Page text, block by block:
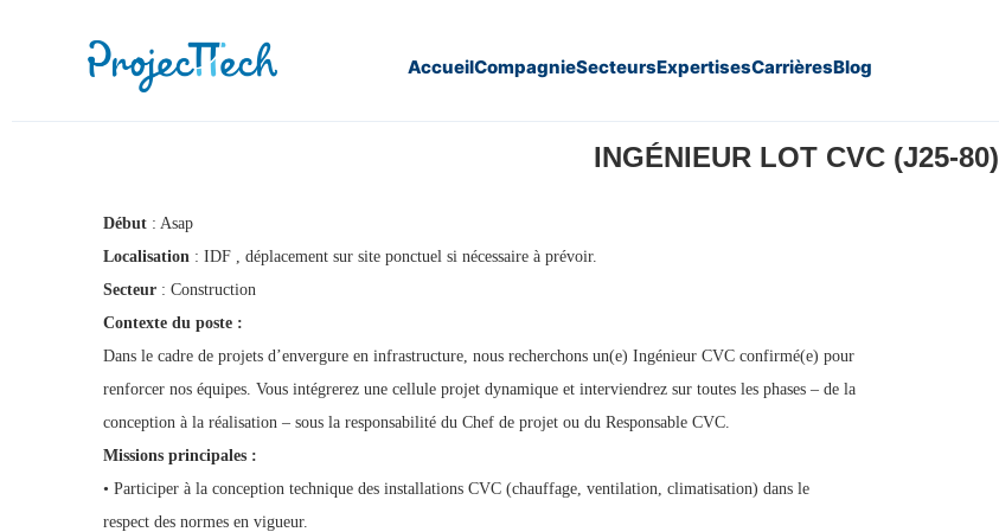
AccueilCompagnieSecteursExpertisesCarrièresBlog
INGÉNIEUR LOT CVC (J25-80)
Début : Asap
Localisation : IDF , déplacement sur site ponctuel si nécessaire à prévoir.
Secteur : Construction
Contexte du poste :
Dans le cadre de projets d’envergure en infrastructure, nous recherchons un(e) Ingénieur CVC confirmé(e) pour
renforcer nos équipes. Vous intégrerez une cellule projet dynamique et interviendrez sur toutes les phases – de la
conception à la réalisation – sous la responsabilité du Chef de projet ou du Responsable CVC.
Missions principales :
• Participer à la conception technique des installations CVC (chauffage, ventilation, climatisation) dans le
respect des normes en vigueur.